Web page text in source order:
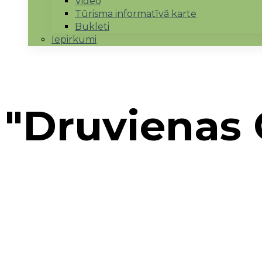
Tūrisma informatīvā karte
Bukleti
Iepirkumi
"Druvienas